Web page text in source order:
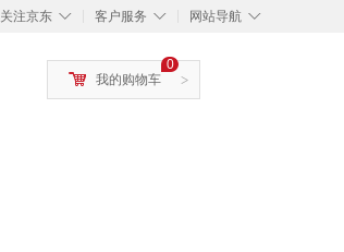
◇
关注京东 ◇
客户服务 ◇
网站导航
>
0
我的购物车